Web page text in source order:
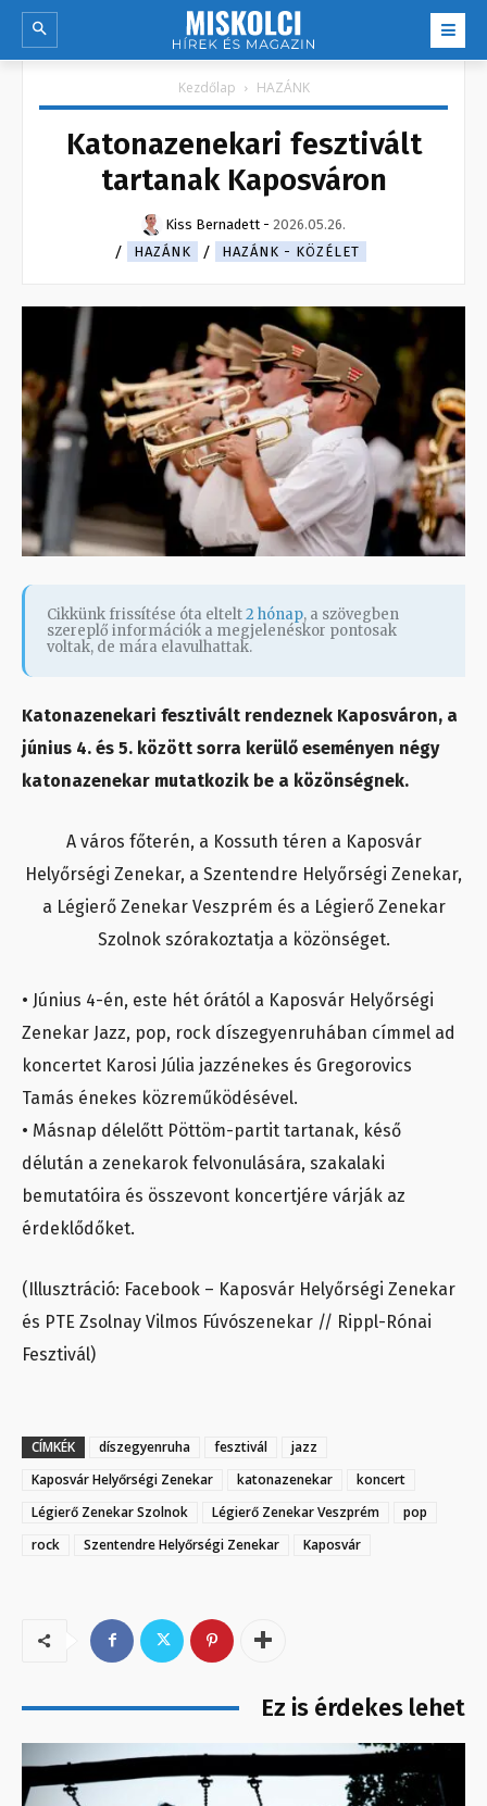
Kezdőlap HAZÁNK
Katonazenekari fesztivált
tartanak Kaposváron
Kiss Bernadett - 2026.05.26.
HAZÁNK
HAZÁNK - KÖZÉLET
Cikkünk frissítése óta eltelt2 hónap, a szövegben
szereplő információk a megjelenéskor pontosak
voltak, de mára elavulhattak.
Katonazenekari fesztivált rendeznek Kaposváron, a
június 4. és 5. között sorra kerülő eseményen négy
katonazenekar mutatkozik be a közönségnek.
A város főterén, a Kossuth téren a Kaposvár
Helyőrségi Zenekar, a Szentendre Helyőrségi Zenekar,
a Légierő Zenekar Veszprém és a Légierő Zenekar
Szolnok szórakoztatja a közönséget.
• Június 4-én, este hét órától a Kaposvár Helyőrségi
Zenekar Jazz, pop, rock díszegyenruhában címmel ad
koncertet Karosi Júlia jazzénekes és Gregorovics
Tamás énekes közreműködésével.
• Másnap délelőtt Pöttöm-partit tartanak, késő
délután a zenekarok felvonulására, szakalaki
bemutatóira és összevont koncertjére várják az
érdeklődőket.
(Illusztráció: Facebook – Kaposvár Helyőrségi Zenekar
és PTE Zsolnay Vilmos Fúvószenekar // Rippl-Rónai
Fesztivál)
CÍMKÉK díszegyenruha fesztivál
jazz
Kaposvár Helyőrségi Zenekar
katonazenekar
koncert
Légierő Zenekar Szolnok
Légierő Zenekar Veszprém
pop
rock
Szentendre Helyőrségi Zenekar Kaposvár
Ez is érdekes lehet